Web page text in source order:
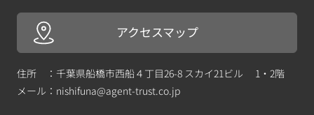
アクセスマップ
住所 ：千葉県船橋市西船４丁目26-8 スカイ21ビル 1・2階
メール： nishifuna@agent-trust.co.jp